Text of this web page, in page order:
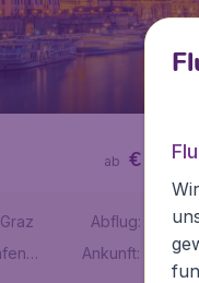
€
ab
Abflug:
22
Ankunft:
29